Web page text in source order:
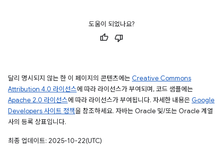
도움이 되었나요?
달리 명시되지 않는 한 이 페이지의 콘텐츠에는 Creative Commons
Attribution 4.0 라이선스에 따라 라이선스가 부여되며, 코드 샘플에는
Apache 2.0 라이선스에 따라 라이선스가 부여됩니다. 자세한 내용은 Google
Developers 사이트 정책을 참조하세요. 자바는 Oracle 및/또는 Oracle 계열
사의 등록 상표입니다.
최종 업데이트: 2025-10-22(UTC)